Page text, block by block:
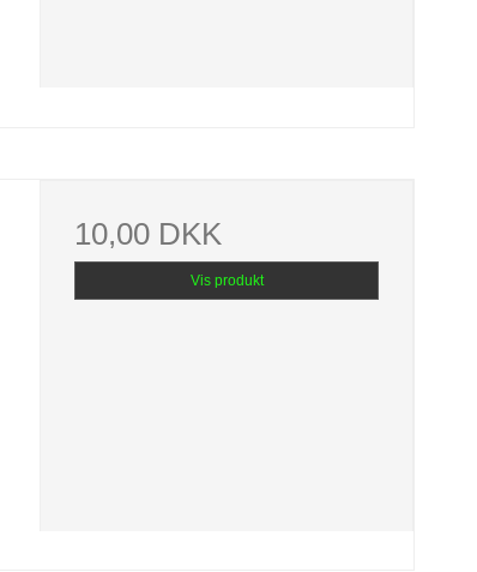
10,00 DKK
Vis produkt